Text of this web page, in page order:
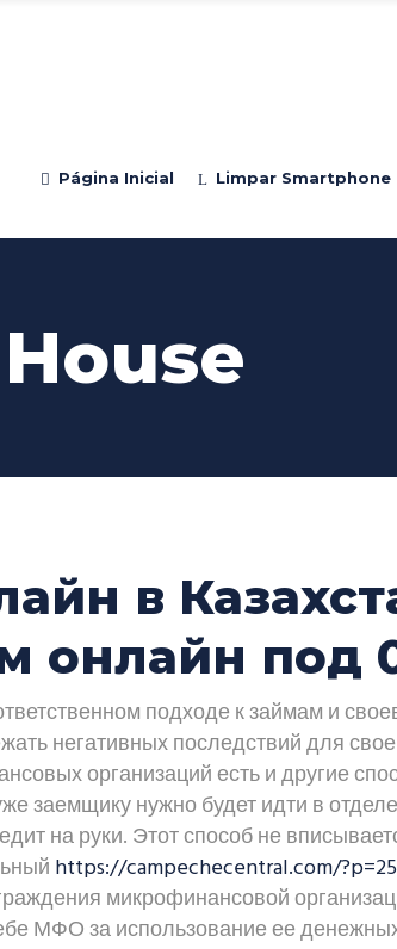
Página Inicial Limpar Smartphone
в
онлайн под
подходе к займам и
негативных последствий для
организаций есть и другие
заемщику нужно будет идти в
на руки. Этот способ не
https://campechecentral.com/
микрофинансовой
МФО за использование ее